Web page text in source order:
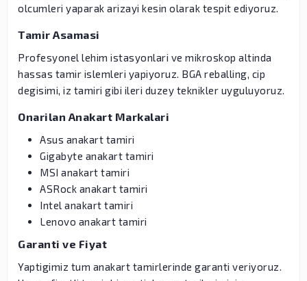
olcumleri yaparak arizayi kesin olarak tespit ediyoruz.
Tamir Asamasi
Profesyonel lehim istasyonlari ve mikroskop altinda
hassas tamir islemleri yapiyoruz. BGA reballing, cip
degisimi, iz tamiri gibi ileri duzey teknikler uyguluyoruz.
Onarilan Anakart Markalari
Asus anakart tamiri
Gigabyte anakart tamiri
MSI anakart tamiri
ASRock anakart tamiri
Intel anakart tamiri
Lenovo anakart tamiri
Garanti ve Fiyat
Yaptigimiz tum anakart tamirlerinde garanti veriyoruz.